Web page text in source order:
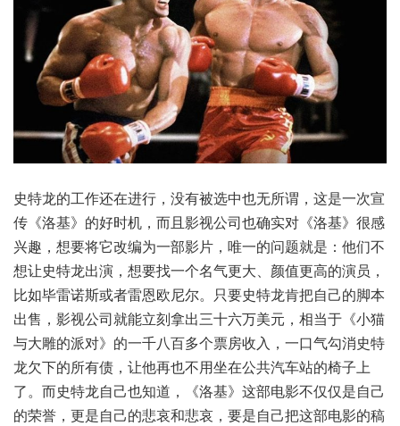
史特龙的工作还在进行，没有被选中也无所谓，这是一次宣
传《洛基》的好时机，而且影视公司也确实对《洛基》很感
兴趣，想要将它改编为一部影片，唯一的问题就是：他们不
想让史特龙出演，想要找一个名气更大、颜值更高的演员，
比如毕雷诺斯或者雷恩欧尼尔。只要史特龙肯把自己的脚本
出售，影视公司就能立刻拿出三十六万美元，相当于《小猫
与大雕的派对》的一千八百多个票房收入，一口气勾消史特
龙欠下的所有债，让他再也不用坐在公共汽车站的椅子上
了。而史特龙自己也知道，《洛基》这部电影不仅仅是自己
的荣誉，更是自己的悲哀和悲哀，要是自己把这部电影的稿